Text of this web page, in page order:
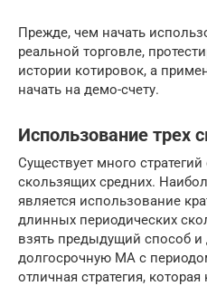
Прежде, чем начать
реальной торговле,
истории котировок, а
начать на демо-счету.
Использование трех
Существует много
скользящих средних.
является использование
длинных периодических
взять предыдущий способ
долгосрочную MA с
отличная стратегия,